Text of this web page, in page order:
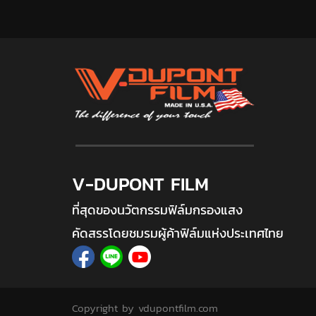
V-DUPONT FILM
ที่สุดของนวัตกรรมฟิล์มกรองแสง
คัดสรรโดยชมรมผู้ค้าฟิล์มแห่งประเทศไทย
Copyright by vdupontfilm.com